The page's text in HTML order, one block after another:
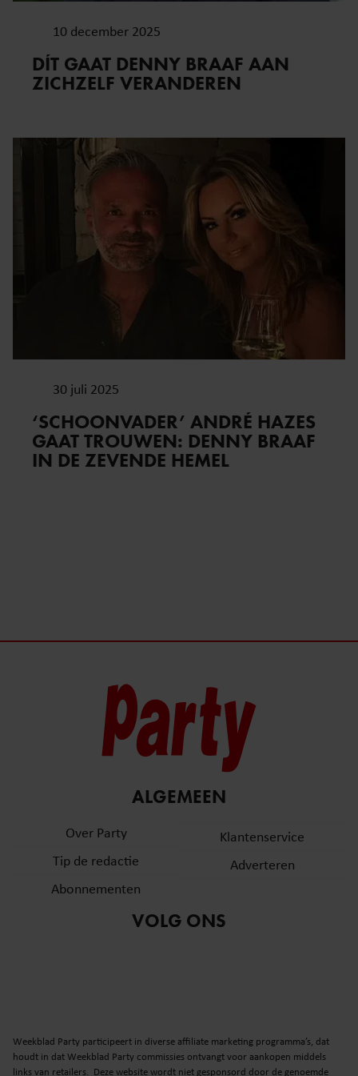
10 december 2025
DÍT GAAT DENNY BRAAF AAN
ZICHZELF VERANDEREN
30 juli 2025
‘SCHOONVADER’ ANDRÉ HAZES
GAAT TROUWEN: DENNY BRAAF
IN DE ZEVENDE HEMEL
ALGEMEEN
Over Party
Tip de redactie
Abonnementen
Klantenservice
Adverteren
VOLG ONS
Weekblad Party participeert in diverse affiliate marketing programma’s, dat
houdt in dat Weekblad Party commissies ontvangt voor aankopen middels
links van retailers. Deze website wordt niet gesponsord door de genoemde